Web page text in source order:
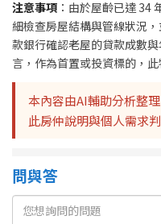
注意事項 ：由於屋齡已達 34
細檢查房屋結構與管線狀況
款銀行確認老屋的貸款成數
言，作為首置或投資標的，
本內容由AI輔助分析整
此房仲說明與個人需求判
問與答